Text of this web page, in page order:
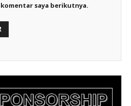
saya berikutnya.